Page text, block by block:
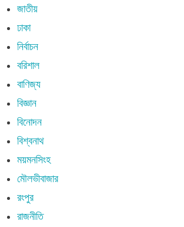
জাতীয়
ঢাকা
নির্বাচন
বরিশাল
বাণিজ্য
বিজ্ঞান
বিনোদন
বিশ্বনাথ
ময়মনসিংহ
মৌলভীবাজার
রংপুর
রাজনীতি